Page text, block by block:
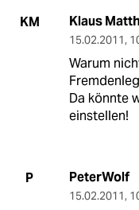
KM Klaus
15.02.2011,
Warum
Da könnte
einstellen!
P PeterWolf
15.02.2011,